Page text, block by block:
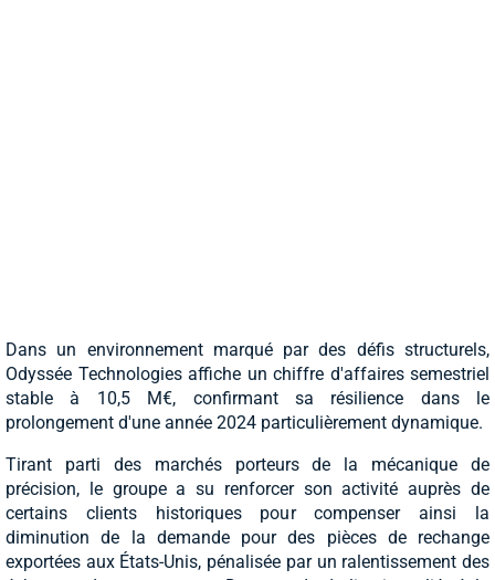
Dans un environnement marqué par des défis structurels,
Odyssée Technologies affiche un chiffre d'affaires semestriel
stable à 10,5 M€, confirmant sa résilience dans le
prolongement d'une année 2024 particulièrement dynamique.
Tirant parti des marchés porteurs de la mécanique de
précision, le groupe a su renforcer son activité auprès de
certains clients historiques pour compenser ainsi la
diminution de la demande pour des pièces de rechange
exportées aux États-Unis, pénalisée par un ralentissement des